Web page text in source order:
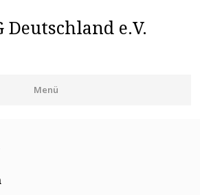
Deutschland e.V.
Menü